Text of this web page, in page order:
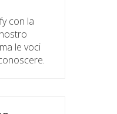
con la
le voci